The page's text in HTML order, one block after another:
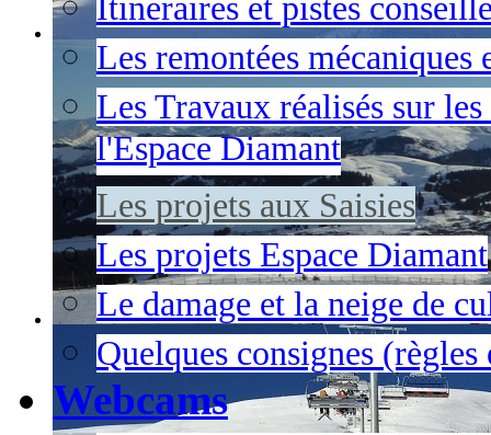
Itineraires et pistes
Les remontées mécaniques
Les Travaux réalisés sur
l'Espace Diamant
Les projets aux Saisies
Les projets Espace Diamant
Le damage et la neige de
Quelques consignes (règles
Webcams